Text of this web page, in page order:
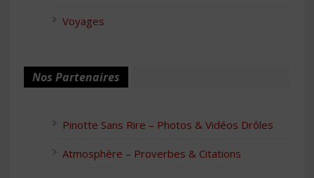
Voyages
Nos Partenaires
Pinotte Sans Rire – Photos & Vidéos Drôles
Atmosphère – Proverbes & Citations